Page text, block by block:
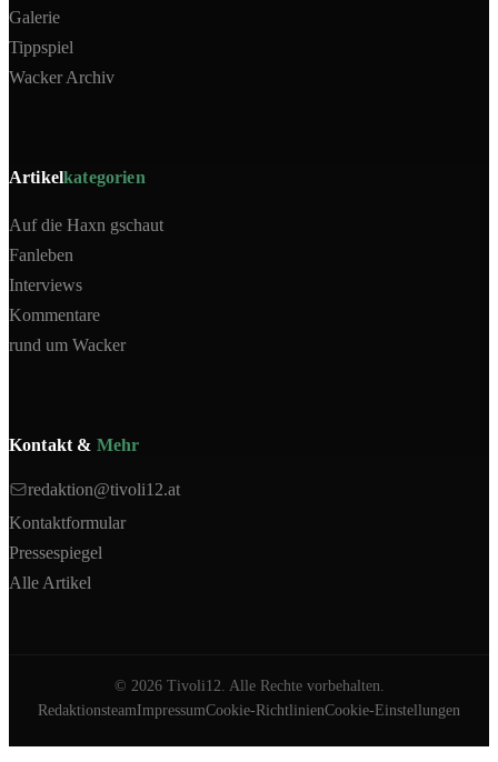
Galerie
Tippspiel
Wacker Archiv
Artikelkategorien
Auf die Haxn gschaut
Fanleben
Interviews
Kommentare
rund um Wacker
Kontakt & Mehr
redaktion@tivoli12.at
Kontaktformular
Pressespiegel
Alle Artikel
© 2026Tivoli12. Alle Rechte vorbehalten.
RedaktionsteamImpressumCookie-RichtlinienCookie-Einstellungen